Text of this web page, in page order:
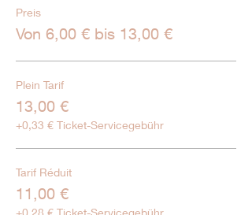
Preis
Von 6,00 € bis 13,00 €
Plein Tarif
13,00 €
+0,33 € Ticket-Servicegebühr
Tarif Réduit
11,00 €
+0,28 € Ticket-Servicegebühr